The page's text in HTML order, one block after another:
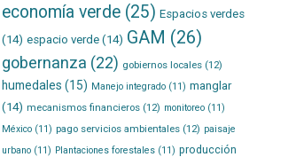
economía verde(25) Espacios verdes
(14) espacio verde(14) GAM (26)
gobernanza (22) gobiernos locales(12)
humedales (15) Manejo integrado(11) manglar
(14) mecanismos financieros(12) monitoreo(11)
México(11) pago servicios ambientales(12) paisaje
urbano(11) Plantaciones forestales(11) producción